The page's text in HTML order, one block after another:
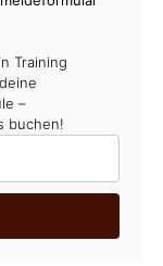
Training
–
buchen!